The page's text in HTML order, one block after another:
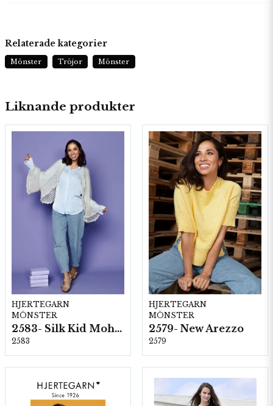
Liknande produkter
HJERTEGARN
MÖNSTER
2583- Silk Kid Mohair
2583
HJERTEGARN
MÖNSTER
2579- New Arezzo
2579
Relaterade kategorier
Mönster Tröjor Mönster